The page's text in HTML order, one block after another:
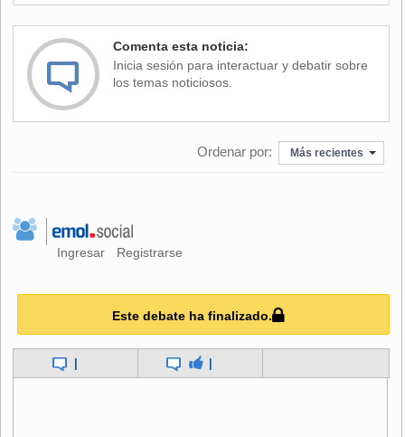
Comenta esta noticia:
Inicia sesión para interactuar y debatir sobre
los temas noticiosos.
Ordenar por: Más recientes
Ingresar Registrarse
Este debate ha finalizado.